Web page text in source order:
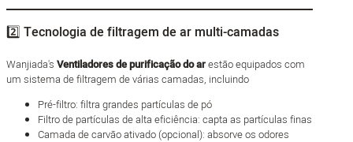
2️⃣ Tecnologia de filtragem de ar multi-camadas
Wanjiada's Ventiladores de purificação do arestão equipados com
um sistema de filtragem de várias camadas, incluindo
Pré-filtro: filtra grandes partículas de pó
Filtro de partículas de alta eficiência: capta as partículas finas
Camada de carvão ativado (opcional): absorve os odores